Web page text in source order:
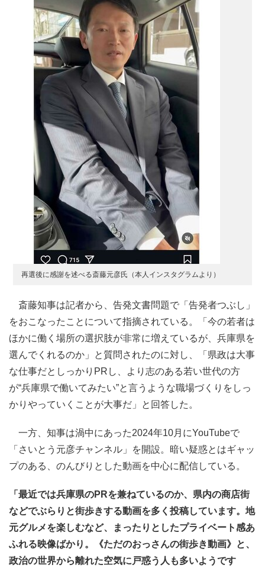
再選後に感謝を述べる斎藤元彦氏（本人インスタグラムより）
斎藤知事は記者から、告発文書問題で「告発者つぶし」
をおこなったことについて指摘されている。「今の若者は
ほかに働く場所の選択肢が非常に増えているが、兵庫県を
選んでくれるのか」と質問されたのに対し、「県政は大事
な仕事だとしっかりPRし、より志のある若い世代の方
が“兵庫県で働いてみたい”と言うような職場づくりをしっ
かりやっていくことが大事だ」と回答した。
一方、知事は渦中にあった2024年10月にYouTubeで
「さいとう元彦チャンネル」を開設。暗い疑惑とはギャッ
プのある、のんびりとした動画を中心に配信している。
「最近では兵庫県のPRを兼ねているのか、県内の商店街
などでぶらりと街歩きする動画を多く投稿しています。地
元グルメを楽しむなど、まったりとしたプライベート感あ
ふれる映像ばかり。《ただのおっさんの街歩き動画》と、
政治の世界から離れた空気に戸惑う人も多いようです